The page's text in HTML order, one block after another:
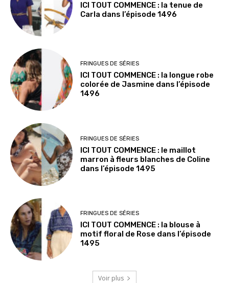
ICI TOUT COMMENCE : la tenue de
Carla dans l’épisode 1496
FRINGUES DE SÉRIES
ICI TOUT COMMENCE : la longue robe
colorée de Jasmine dans l’épisode
1496
FRINGUES DE SÉRIES
ICI TOUT COMMENCE : le maillot
marron à fleurs blanches de Coline
dans l’épisode 1495
FRINGUES DE SÉRIES
ICI TOUT COMMENCE : la blouse à
motif floral de Rose dans l’épisode
1495
Voir plus